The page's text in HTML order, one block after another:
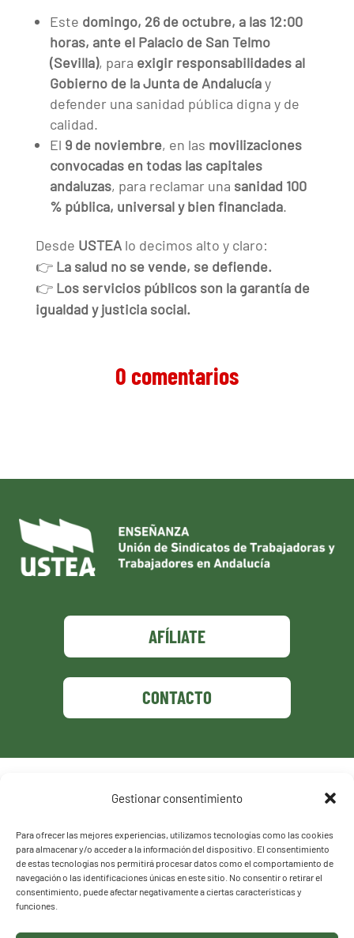
Gestionar consentimiento
Para ofrecer las mejores experiencias, utilizamos tecnologías como las cookies
para almacenar y/o acceder a la información del dispositivo. El consentimiento
de estas tecnologías nos permitirá procesar datos como el comportamiento de
navegación o las identificaciones únicas en este sitio. No consentir o retirar el
consentimiento, puede afectar negativamente a ciertas características y
funciones.
Este domingo, 26 de octubre, a las 12:00
horas, ante el Palacio de San Telmo
(Sevilla), para exigir responsabilidades al
Gobierno de la Junta de Andalucíay
defender una sanidad pública digna y de
calidad.
El 9 de noviembre, en las movilizaciones
convocadas en todas las capitales
andaluzas, para reclamar una sanidad 100
% pública, universal y bien financiada.
Desde USTEAlo decimos alto y claro:
👉 La salud no se vende, se defiende.
👉 Los servicios públicos son la garantía de
igualdad y justicia social.
0 comentarios
AFÍLIATE
CONTACTO
Política de privacidad